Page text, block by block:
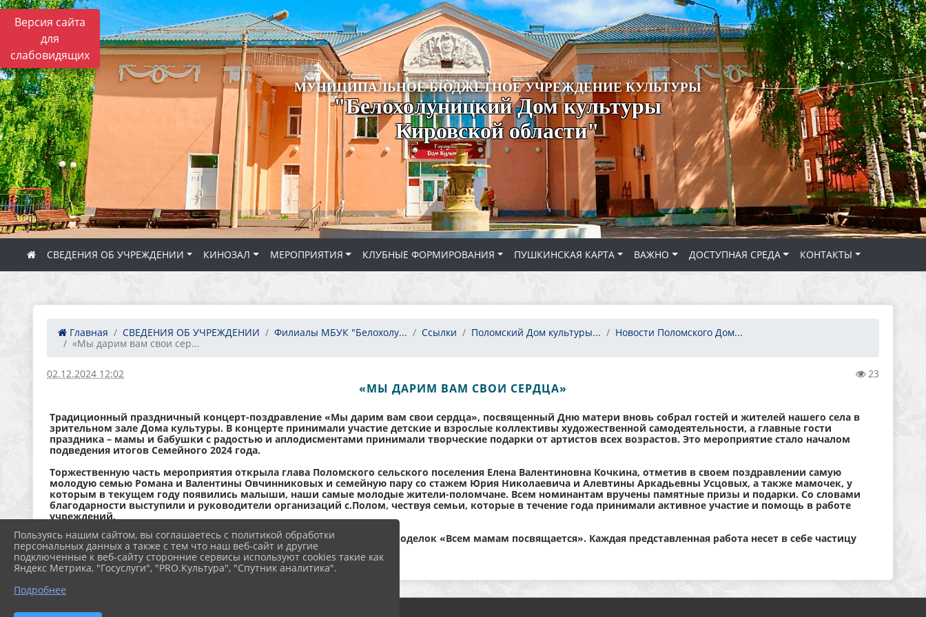
Версия сайта
для
слабовидящих
МУНИЦИПАЛЬНОЕ БЮДЖЕТНОЕ УЧРЕЖДЕНИЕ КУЛЬТУРЫ
"Белохолуницкий Дом культуры
Кировской области"
СВЕДЕНИЯ ОБ УЧРЕЖДЕНИИ КИНОЗАЛ МЕРОПРИЯТИЯ КЛУБНЫЕ ФОРМИРОВАНИЯ ПУШКИНСКАЯ КАРТА ВАЖНО ДОСТУПНАЯ СРЕДА КОНТАКТЫ
Главная СВЕДЕНИЯ ОБ УЧРЕЖДЕНИИ Филиалы МБУК "Белохолу... Ссылки Поломский Дом культуры...
Новости Поломского Дом...
«Мы дарим вам свои сер...
02.12.2024 12:02 23
«МЫ ДАРИМ ВАМ СВОИ СЕРДЦА»
Традиционный праздничный концерт-поздравление «Мы дарим вам свои сердца», посвященный Дню матери вновь собрал гостей и жителей нашего села в
зрительном зале Дома культуры. В концерте принимали участие детские и взрослые коллективы художественной самодеятельности, а главные гости
праздника – мамы и бабушки с радостью и аплодисментами принимали творческие подарки от артистов всех возрастов. Это мероприятие стало началом
подведения итогов Семейного 2024 года.
Торжественную часть мероприятия открыла глава Поломского сельского поселения Елена Валентиновна Кочкина, отметив в своем поздравлении самую
молодую семью Романа и Валентины Овчинниковых и семейную пару со стажем Юрия Николаевича и Алевтины Аркадьевны Усцовых, а также мамочек, у
которым в текущем году появились малыши, наши самые молодые жители-поломчане. Всем номинантам вручены памятные призы и подарки. Со словами
благодарности выступили и руководители организаций с.Полом, чествуя семьи, которые в течение года принимали активное участие и помощь в работе
учреждений.
В фойе ДК, по традиции, оформлена выставка детских рисунков и поделок «Всем мамам посвящается». Каждая представленная работа несет в себе частицу
души, любовь и трепет, с которым она выполнена.
Пользуясь нашим сайтом, вы соглашаетесь с политикой обработки
персональных данных а также с тем что наш веб-сайт и другие
подключенные к веб-сайту сторонние сервисы используют cookies такие как
Яндекс Метрика, "Госуслуги", "PRO.Культура", "Спутник аналитика".
Подробнее